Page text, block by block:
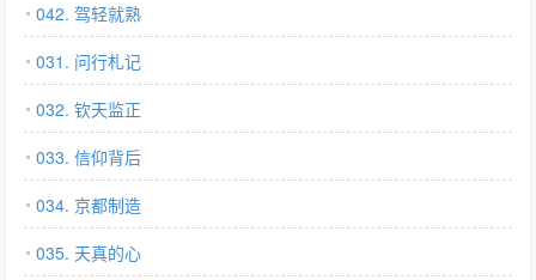
042. 驾轻就熟
031. 问行札记
032. 钦天监正
033. 信仰背后
034. 京都制造
035. 天真的心